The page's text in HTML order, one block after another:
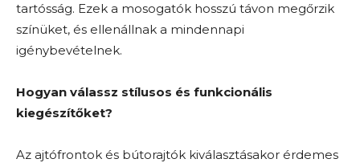
tartósság. Ezek a mosogatók hosszú távon megőrzik
színüket, és ellenállnak a mindennapi
igénybevételnek.
Hogyan válassz stílusos és funkcionális
kiegészítőket?
Az ajtófrontok és bútorajtók kiválasztásakor érdemes